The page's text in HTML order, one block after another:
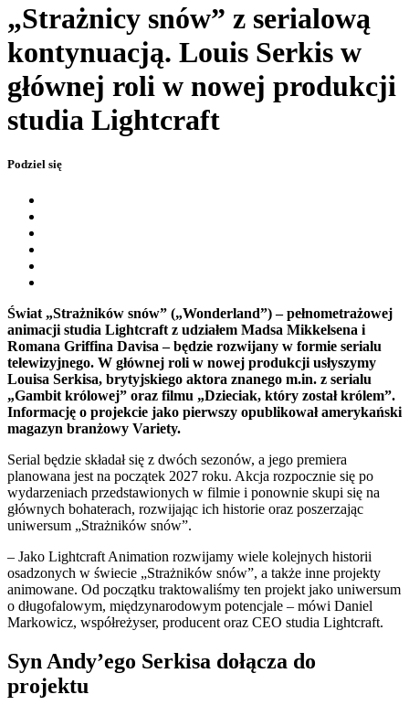
„Strażnicy snów” z serialową
kontynuacją. Louis Serkis w
głównej roli w nowej produkcji
studia Lightcraft
Podziel się
Świat „Strażników snów” („Wonderland”) – pełnometrażowej
animacji studia Lightcraft z udziałem Madsa Mikkelsena i
Romana Griffina Davisa – będzie rozwijany w formie serialu
telewizyjnego. W głównej roli w nowej produkcji usłyszymy
Louisa Serkisa, brytyjskiego aktora znanego m.in. z serialu
„Gambit królowej” oraz filmu „Dzieciak, który został królem”.
Informację o projekcie jako pierwszy opublikował amerykański
magazyn branżowy Variety.
Serial będzie składał się z dwóch sezonów, a jego premiera
planowana jest na początek 2027 roku. Akcja rozpocznie się po
wydarzeniach przedstawionych w filmie i ponownie skupi się na
głównych bohaterach, rozwijając ich historie oraz poszerzając
uniwersum „Strażników snów”.
– Jako Lightcraft Animation rozwijamy wiele kolejnych historii
osadzonych w świecie „Strażników snów”, a także inne projekty
animowane. Od początku traktowaliśmy ten projekt jako uniwersum
o długofalowym, międzynarodowym potencjale – mówi Daniel
Markowicz, współreżyser, producent oraz CEO studia Lightcraft.
Syn Andy’ego Serkisa dołącza do
projektu